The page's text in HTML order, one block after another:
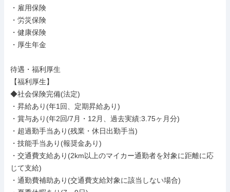
・雇用保険
・労災保険
・健康保険
・厚生年金
待遇・福利厚生
【福利厚生】
◆社会保険完備(法定)
・昇給あり(年1回、定期昇給あり)
・賞与あり(年2回/7月・12月、過去実績:3.75ヶ月分)
・超過勤手当あり(残業・休日出勤手当)
・技能手当あり(報奨金あり)
・交通費支給あり(2km以上のマイカー通勤者を対象に距離に応
じて支給)
・通勤費補助あり(交通費支給対象に該当しない場合)